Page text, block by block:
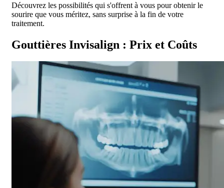
Découvrez les possibilités qui s'offrent à vous pour obtenir le
sourire que vous méritez, sans surprise à la fin de votre
traitement.
Gouttières Invisalign : Prix et Coûts